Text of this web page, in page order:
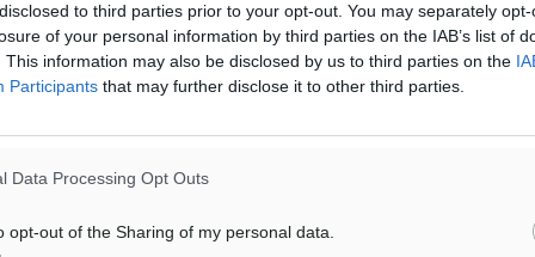
to third parties prior to your opt-out. You may separately
of your personal information by third parties on the IAB’s list of
This information may also be disclosed by us to third parties on the
Participants that may further disclose it to other third parties.
Data Processing Opt Outs
opt-out of the Sharing of my personal data.
που
της χώρας.
ανικανότητά τους είναι
αναζήτησης
δήλωση του εκπροσώπου…
«Εμπαίζουν, προσβάλλουν
εξοργίζουν έναν ολόκληρο